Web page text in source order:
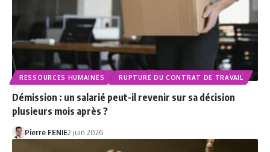
RESSOURCES HUMAINES RUPTURE DU CONTRAT DE TRAVAIL
Démission : un salarié peut-il revenir sur sa décision
plusieurs mois après ?
Pierre FENIE2 juin 2026